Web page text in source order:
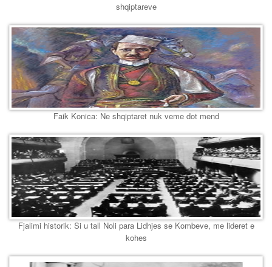
shqiptareve
Faik Konica: Ne shqiptaret nuk veme dot mend
Fjalimi historik: Si u tall Noli para Lidhjes se Kombeve, me lideret e
kohes